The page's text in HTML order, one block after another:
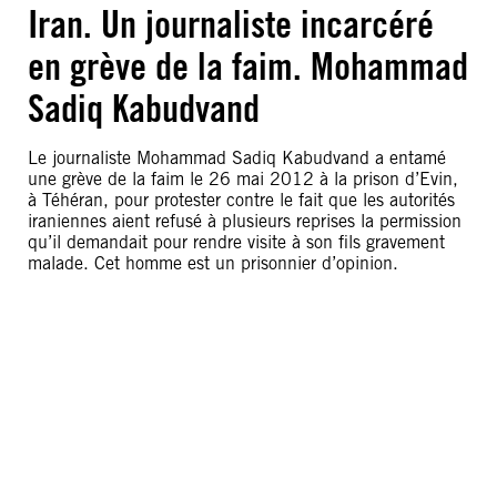
Iran. Un journaliste incarcéré
en grève de la faim. Mohammad
Sadiq Kabudvand
Le journaliste Mohammad Sadiq Kabudvand a entamé
une grève de la faim le 26 mai 2012 à la prison d’Evin,
à Téhéran, pour protester contre le fait que les autorités
iraniennes aient refusé à plusieurs reprises la permission
qu’il demandait pour rendre visite à son fils gravement
malade. Cet homme est un prisonnier d’opinion.